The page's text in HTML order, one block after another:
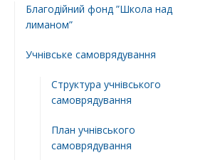
Благодійний фонд ”Школа над
лиманом”
Учнівське самоврядування
Структура учнiвського
самоврядування
План учнiвського
самоврядування